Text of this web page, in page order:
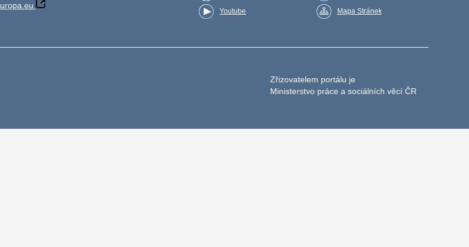
Youtube Mapa Stránek
Zřizovatelem portálu je
Ministerstvo práce a sociálních věcí ČR